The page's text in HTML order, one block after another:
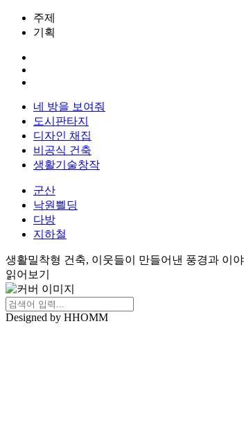
주제
기획
네 방을 보여줘
도시판타지
디자인 채집
비공식 건축
생활기술창작
군산
낙원쁼딩
다방
지하철
생활밀착형 건축, 이웃들이 만들어낸 풍경과 이
읽어보기
Designed by HHOMM